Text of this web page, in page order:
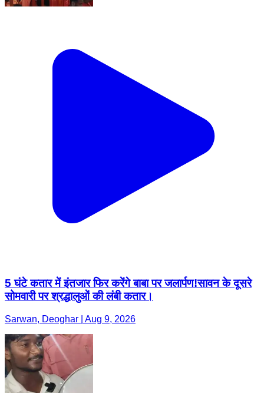
5 घंटे कतार में इंतजार फिर करेंगे बाबा पर जलार्पण!सावन के दूसरे
सोमवारी पर श्रद्धालुओं की लंबी कतार।
Sarwan, Deoghar | Aug 9, 2026